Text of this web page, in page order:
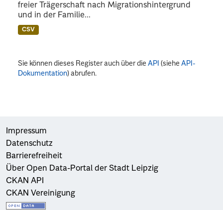
freier Trägerschaft nach Migrationshintergrund
und in der Familie...
CSV
Sie können dieses Register auch über dieAPI (sieheAPI-
Dokumentation) abrufen.
Impressum
Datenschutz
Barrierefreiheit
Über Open Data-Portal der Stadt Leipzig
CKAN API
CKAN Vereinigung